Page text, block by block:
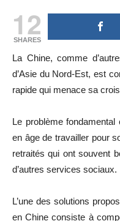
12
SHARES
La Chine, comme
d’Asie du Nord-Est, est
rapide qui menace sa
Le problème fondamental
en âge de travailler pour
retraités qui ont souvent
d’autres services sociaux.
L’une des solutions
en Chine consiste à